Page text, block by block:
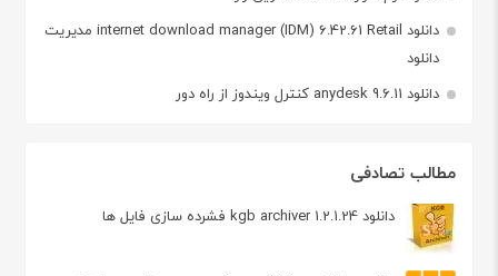
دانلود internet download manager (IDM) 6.42.61 Retail مدیریت
دانلود
دانلود anydesk 9.6.11 کنترل ویندوز از راه دور
مطالب تصادفی
دانلود kgb archiver 1.2.1.24 فشرده سازی فایل ها